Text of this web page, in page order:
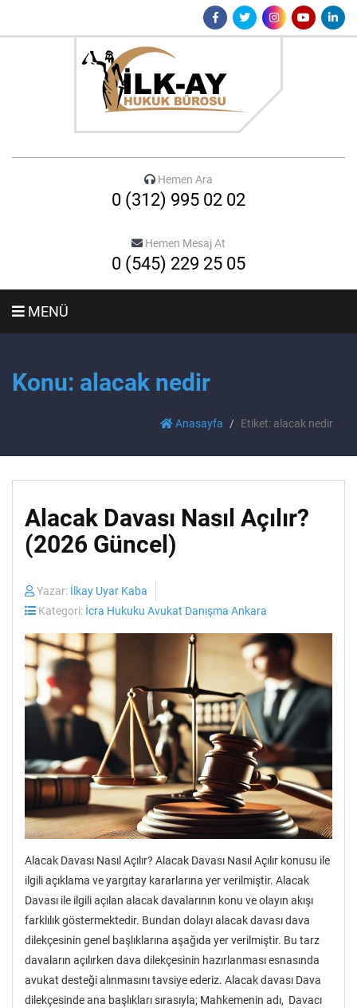
Hemen Ara
0 (312) 995 02 02
Hemen Mesaj At
0 (545) 229 25 05
MENÜ
Konu: alacak nedir
Anasayfa Etiket: alacak nedir
Alacak Davası Nasıl Açılır?
(2026 Güncel)
Yazar: İlkay Uyar Kaba
Kategori: İcra Hukuku Avukat Danışma Ankara
Alacak Davası Nasıl Açılır? Alacak Davası Nasıl Açılır konusu ile
ilgili açıklama ve yargıtay kararlarına yer verilmiştir. Alacak
Davası ile ilgili açılan alacak davalarının konu ve olayın akışı
farklılık göstermektedir. Bundan dolayı alacak davası dava
dilekçesinin genel başlıklarına aşağıda yer verilmiştir. Bu tarz
davaların açılırken dava dilekçesinin hazırlanması esnasında
avukat desteği alınmasını tavsiye ederiz. Alacak davası Dava
dilekçesinde ana başlıkları sırasıyla; Mahkemenin adı, Davacı